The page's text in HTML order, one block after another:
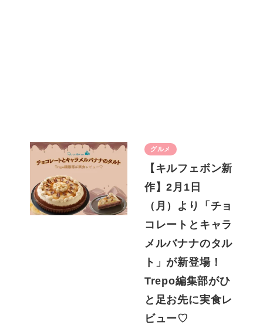
グルメ
【キルフェボン新
作】2月1日
（月）より「チョ
コレートとキャラ
メルバナナのタル
ト」が新登場！
Trepo編集部がひ
と足お先に実食レ
ビュー♡